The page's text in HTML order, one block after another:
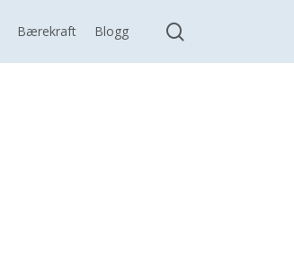
Bærekraft Blogg